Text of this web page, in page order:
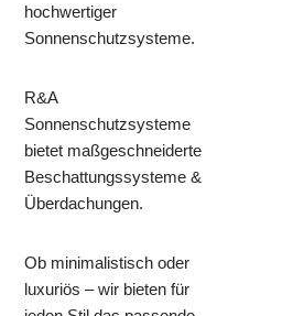
hochwertiger
Sonnenschutzsysteme.
R&A
Sonnenschutzsysteme
bietet maßgeschneiderte
Beschattungssysteme &
Überdachungen.
Ob minimalistisch oder
luxuriös – wir bieten für